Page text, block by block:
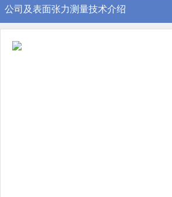
公司及表面张力测量技术介绍